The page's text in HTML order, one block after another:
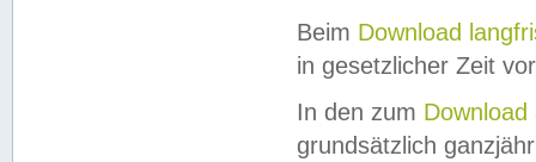
Beim Download
in gesetzlicher Zeit
In den zum Download
grundsätzlich